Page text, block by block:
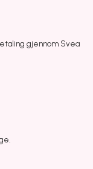
gjennom Svea